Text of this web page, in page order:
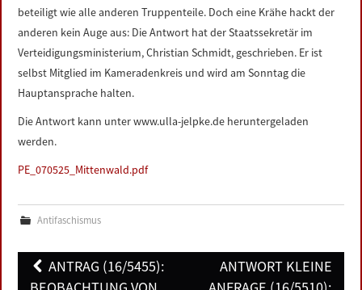
beteiligt wie alle anderen Truppenteile. Doch eine Krähe hackt der
anderen kein Auge aus: Die Antwort hat der Staatssekretär im
Verteidigungsministerium, Christian Schmidt, geschrieben. Er ist
selbst Mitglied im Kameradenkreis und wird am Sonntag die
Hauptansprache halten.
Die Antwort kann unter www.ulla-jelpke.de heruntergeladen
werden.
PE_070525_Mittenwald.pdf
Antifaschismus
PostANTRAG (16/5455):
ANTWORT KLEINE